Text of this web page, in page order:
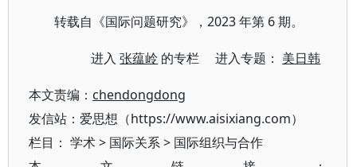
转载自《国际问题研究》，2023 年第 6 期。
进入张蕴岭 的专栏 进入专题： 美日韩
本文责编： chendongdong
发信站：爱思想（https://www.aisixiang.com）
栏目： 学术> 国际关系> 国际组织与合作